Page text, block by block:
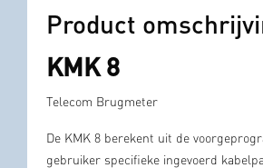
Product
KMK 8
Telecom Brugmeter
De KMK 8 berekent uit de
gebruiker specifieke ingevoerd